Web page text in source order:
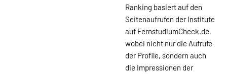
Ranking basiert auf den
Seitenaufrufen der Institute
auf FernstudiumCheck.de,
wobei nicht nur die Aufrufe
der Profile, sondern auch
die Impressionen der